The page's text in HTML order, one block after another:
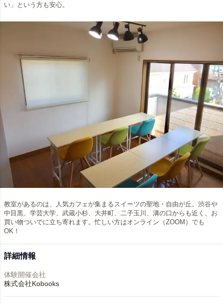
い」という方も安心。
教室があるのは、人気カフェが集まるスイーツの聖地・自由が丘。渋谷や
中目黒、学芸大学、武蔵小杉、大井町、二子玉川、溝の口からも近く、お
買い物ついでに立ち寄れます。忙しい方はオンライン（ZOOM）でも
OK！
詳細情報
体験開催会社
株式会社Kobooks